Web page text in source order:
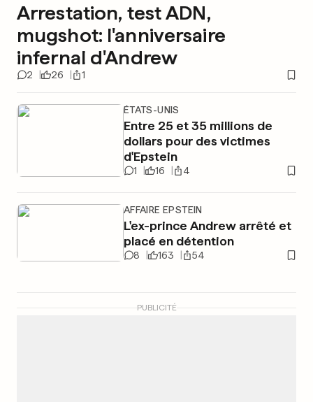
Arrestation, test ADN,
mugshot: l'anniversaire
infernal d'Andrew
2 26 1
ÉTATS-UNIS
Entre 25 et 35 millions de
dollars pour des victimes
d'Epstein
1 16 4
AFFAIRE EPSTEIN
L'ex-prince Andrew arrêté et
placé en détention
8 163 54
PUBLICITÉ